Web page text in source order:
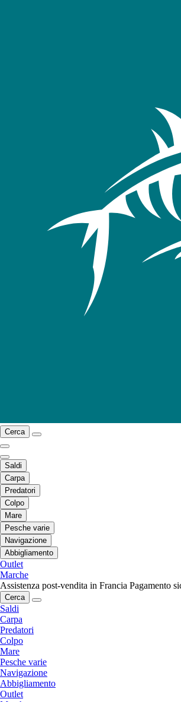
Cerca
Saldi
Carpa
Predatori
Colpo
Mare
Pesche varie
Navigazione
Abbigliamento
Outlet
Marche
Assistenza post-vendita in Francia Pagamento
Cerca
Saldi
Carpa
Predatori
Colpo
Mare
Pesche varie
Navigazione
Abbigliamento
Outlet